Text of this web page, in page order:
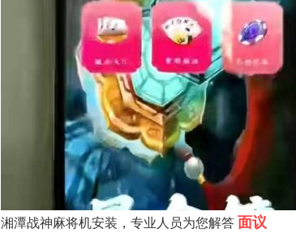
湘潭战神麻将机安装，专业人员为您解答面议